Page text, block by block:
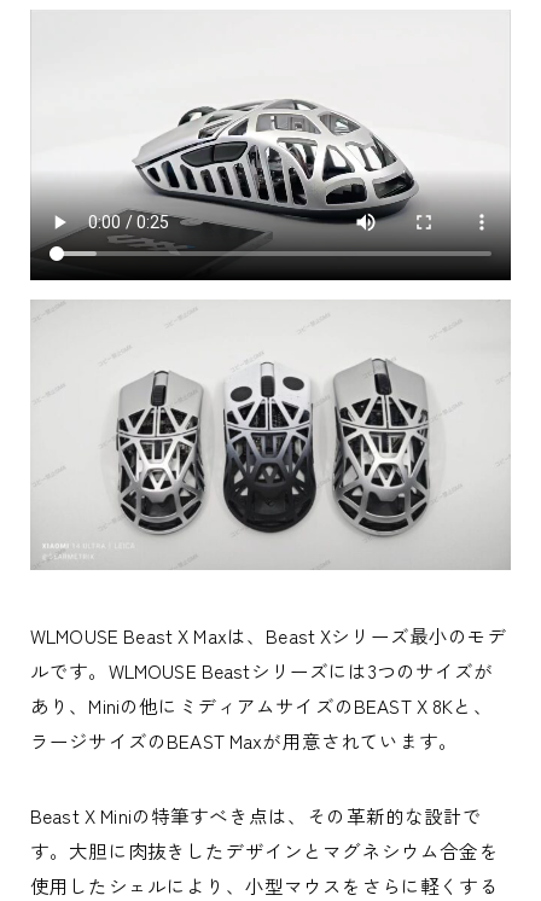
WLMOUSE Beast X Maxは、Beast Xシリーズ最小のモデ
ルです。WLMOUSE Beastシリーズには3つのサイズが
あり、Miniの他にミディアムサイズのBEAST X 8Kと、
ラージサイズのBEAST Maxが用意されています。
Beast X Miniの特筆すべき点は、その革新的な設計で
す。大胆に肉抜きしたデザインとマグネシウム合金を
使用したシェルにより、小型マウスをさらに軽くする